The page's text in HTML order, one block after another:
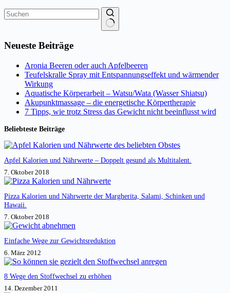
Ergebnisse
Neueste Beiträge
Aronia Beeren oder auch Apfelbeeren
Teufelskralle Spray mit Entspannungseffekt und wärmender
Wirkung
Aquatische Körperarbeit – Watsu/Wata (Wasser Shiatsu)
Akupunktmassage – die energetische Körpertherapie
7 Tipps, wie trotz Stress das Gewicht nicht beeinflusst wird
Beliebteste Beiträge
Apfel Kalorien und Nährwerte – Doppelt gesund als Multitalent.
7. Oktober 2018
Pizza Kalorien und Nährwerte der Margherita, Salami, Schinken und
Hawaii.
7. Oktober 2018
Einfache Wege zur Gewichtsreduktion
6. März 2012
8 Wege den Stoffwechsel zu erhöhen
14. Dezember 2011